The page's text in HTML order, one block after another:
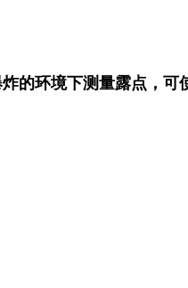
的环境下测量露点